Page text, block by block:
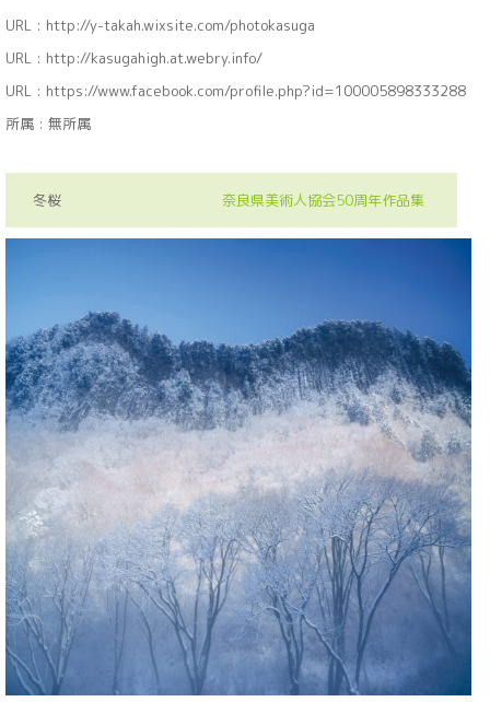
URL : http://y-takah.wixsite.com/photokasuga
URL : http://kasugahigh.at.webry.info/
URL : https://www.facebook.com/profile.php?id=100005898333288
所属 : 無所属
冬桜 奈良県美術人協会50周年作品集